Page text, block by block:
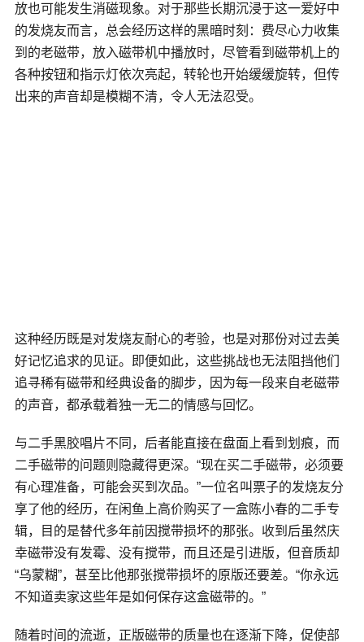
放也可能发生消磁现象。对于那些长期沉浸于这一爱好中
的发烧友而言，总会经历这样的黑暗时刻：费尽心力收集
到的老磁带，放入磁带机中播放时，尽管看到磁带机上的
各种按钮和指示灯依次亮起，转轮也开始缓缓旋转，但传
出来的声音却是模糊不清，令人无法忍受。
这种经历既是对发烧友耐心的考验，也是对那份对过去美
好记忆追求的见证。即便如此，这些挑战也无法阻挡他们
追寻稀有磁带和经典设备的脚步，因为每一段来自老磁带
的声音，都承载着独一无二的情感与回忆。
与二手黑胶唱片不同，后者能直接在盘面上看到划痕，而
二手磁带的问题则隐藏得更深。“现在买二手磁带，必须要
有心理准备，可能会买到次品。”一位名叫票子的发烧友分
享了他的经历，在闲鱼上高价购买了一盒陈小春的二手专
辑，目的是替代多年前因搅带损坏的那张。收到后虽然庆
幸磁带没有发霉、没有搅带，而且还是引进版，但音质却
“乌蒙糊”，甚至比他那张搅带损坏的原版还要差。“你永远
不知道卖家这些年是如何保存这盒磁带的。”
随着时间的流逝，正版磁带的质量也在逐渐下降，促使部